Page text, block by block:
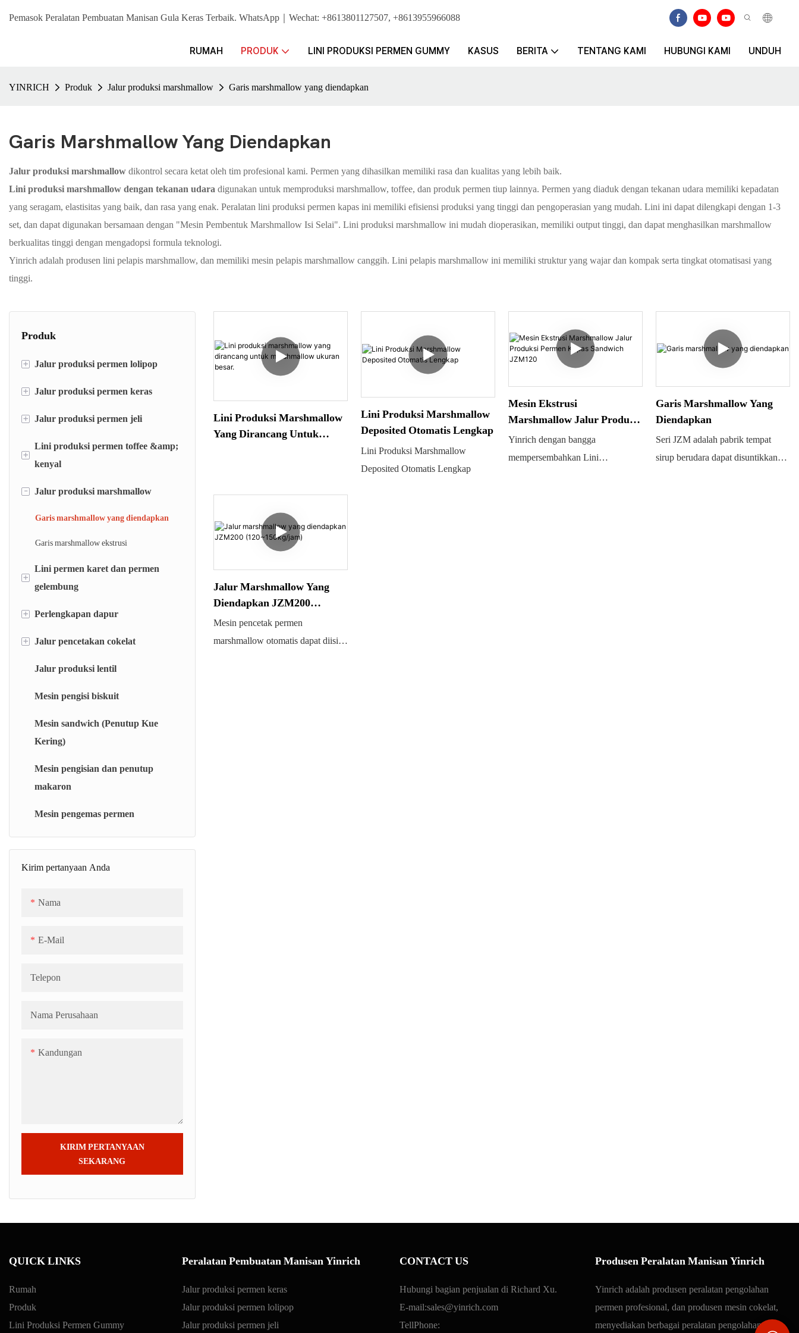
Pemasok Peralatan Pembuatan Manisan Gula Keras Terbaik. WhatsApp｜Wechat: +8613801127507, +8613955966088
RUMAH PRODUK LINI PRODUKSI PERMEN GUMMY KASUS BERITA TENTANG KAMI HUBUNGI KAMI UNDUH
YINRICH Produk Jalur produksi marshmallow Garis marshmallow yang diendapkan
Garis Marshmallow Yang Diendapkan
Jalur produksi marshmallow dikontrol secara ketat oleh tim profesional kami. Permen yang dihasilkan memiliki rasa dan kualitas yang lebih baik.
Lini produksi marshmallow dengan tekanan udara digunakan untuk memproduksi marshmallow, toffee, dan produk permen tiup lainnya. Permen yang diaduk dengan tekanan udara memiliki kepadatan
yang seragam, elastisitas yang baik, dan rasa yang enak. Peralatan lini produksi permen kapas ini memiliki efisiensi produksi yang tinggi dan pengoperasian yang mudah. ​​Lini ini dapat dilengkapi dengan 1-3
set, dan dapat digunakan bersamaan dengan "Mesin Pembentuk Marshmallow Isi Selai". Lini produksi marshmallow ini mudah dioperasikan, memiliki output tinggi, dan dapat menghasilkan marshmallow
berkualitas tinggi dengan mengadopsi formula teknologi.
Yinrich adalah produsen lini pelapis marshmallow, dan memiliki mesin pelapis marshmallow canggih. Lini pelapis marshmallow ini memiliki struktur yang wajar dan kompak serta tingkat otomatisasi yang
tinggi.
Produk
+ Jalur produksi permen lolipop
jalur penempatan permen lolipop
garis pembentuk cetakan lolipop
Mesin pembentuk dan pembungkus
+ Jalur produksi permen keras
Jalur penempatan permen keras
Jalur pencetakan permen keras
Mesin pengemas permen
+ Jalur produksi permen jeli
jalur penempatan permen jeli
Mesin mogul jeli
+
Lini produksi permen toffee &amp;
kenyal
Jalur penempatan permen toffee
Jalur pencetakan permen lunak
Mesin pemotong dan pembungkus permen
- Jalur produksi marshmallow
Garis marshmallow yang diendapkan
Garis marshmallow ekstrusi
+
Lini permen karet dan permen
gelembung
Permen karet jenis bantal
Permen karet gelembung tipe berongga
+ Perlengkapan dapur
Sistem penimbangan otomatis (AWS)
Sistem pelarutan cepat (RDS)
Kompor ruang kilat (FCC)
Kompor film tipis (BM)
Unit pemasakan vakum batch (BJC)
Alat Pemasak Jeli/Marshmallow Kontinu
+ Jalur pencetakan cokelat
Mesin pelapis cokelat
Jalur produksi lentil
Mesin pengisi biskuit
Mesin sandwich (Penutup Kue
Kering)
Mesin pengisian dan penutup
makaron
Mesin pengemas permen
Kirim pertanyaan Anda
Nama
E-Mail
Telepon
Nama Perusahaan
Kandungan
KIRIM PERTANYAAN
SEKARANG
Lini Produksi Marshmallow
Yang Dirancang Untuk
Lini Produksi Marshmallow
Deposited Otomatis Lengkap
Lini Produksi Marshmallow
Deposited Otomatis Lengkap
Mesin Ekstrusi
Marshmallow Jalur Produksi
Permen Kapas Sandwich
Yinrich dengan bangga
mempersembahkan Lini
Garis Marshmallow Yang
Diendapkan
Seri JZM adalah pabrik tempat
sirup berudara dapat disuntikkan
Jalur Marshmallow Yang
Diendapkan JZM200
(120~150kg/jam)
Mesin pencetak permen
marshmallow otomatis dapat diisi
QUICK LINKS
Rumah
Produk
Lini Produksi Permen Gummy
Peralatan Pembuatan Manisan Yinrich
Jalur produksi permen keras
Jalur produksi permen lolipop
Jalur produksi permen jeli
CONTACT US
Hubungi bagian penjualan di Richard Xu.
E-mail:sales@yinrich.com
TellPhone:
Produsen Peralatan Manisan Yinrich
Yinrich adalah produsen peralatan pengolahan
permen profesional, dan produsen mesin cokelat,
menyediakan berbagai peralatan pengolahan